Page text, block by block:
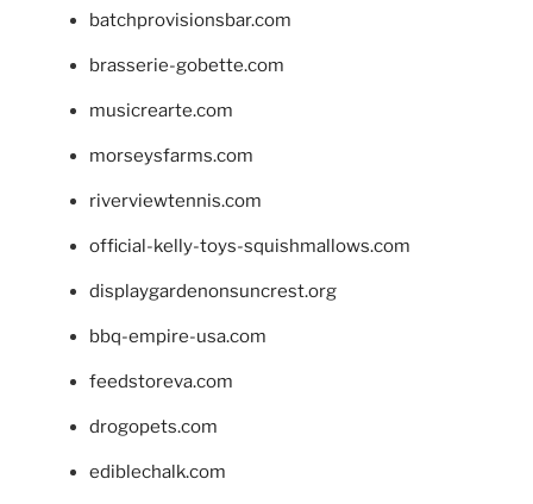
batchprovisionsbar.com
brasserie-gobette.com
musicrearte.com
morseysfarms.com
riverviewtennis.com
official-kelly-toys-squishmallows.com
displaygardenonsuncrest.org
bbq-empire-usa.com
feedstoreva.com
drogopets.com
ediblechalk.com